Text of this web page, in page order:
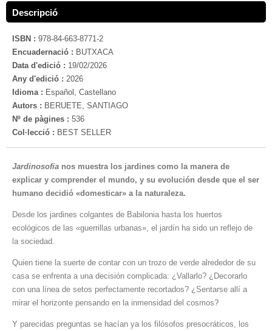
Descripció
ISBN : 978-84-663-8771-2
Encuadernació : BUTXACA
Data d'edició : 19/02/2026
Any d'edició : 2026
Idioma : Español, Castellano
Autors : BERUETE, SANTIAGO
Nº de pàgines : 536
Col·lecció : BEST SELLER
Jardinosofía nos muestra los jardines como la manera de
explicar y comprender el mundo, y su evolución desde que el ser
humano decidió «domesticar» a la naturaleza.
Desde los jardines colgantes de Babilonia hasta los huertos
ecológicos de las «guerrillas urbanas», el jardín ha sido un reflejo de
la sociedad.
Quien tiene la suerte de contar con un trozo de verde alrededor de su
casa se enfrenta a una decisión complicada: ¿Vallarlo? ¿Decorarlo
con una línea de setos perfectamente recortados? ¿Sentarse allí a
mirar el horizonte pensando en la inmensidad del cosmos?
Y parecidas preguntas se hacían ya los filósofos presocráticos, los